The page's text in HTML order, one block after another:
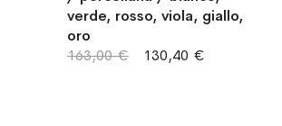
verde, rosso, viola, giallo,
oro
130,40 €
163,00 €